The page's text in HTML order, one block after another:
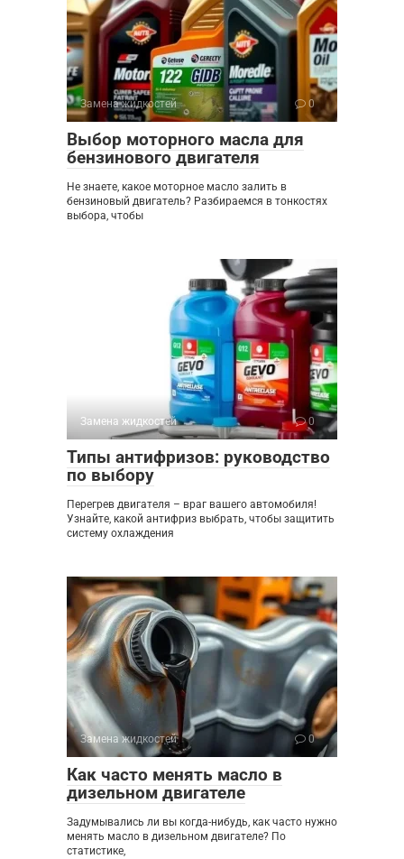
Замена жидкостей 0
Выбор моторного масла для
бензинового двигателя
Не знаете, какое моторное масло залить в
бензиновый двигатель? Разбираемся в тонкостях
выбора, чтобы
Замена жидкостей 0
Типы антифризов: руководство
по выбору
Перегрев двигателя – враг вашего автомобиля!
Узнайте, какой антифриз выбрать, чтобы защитить
систему охлаждения
Замена жидкостей 0
Как часто менять масло в
дизельном двигателе
Задумывались ли вы когда-нибудь, как часто нужно
менять масло в дизельном двигателе? По
статистике,